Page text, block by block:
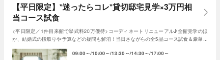
【平日限定】*迷ったらコレ*貸切邸宅見学×3万円相
当コース試食
<平日限定／1件目来館で挙式料20万優待>コーディネートリニューアル♪全館見学のほ
か、結婚式の段取りや予算などの疑問も解消！当日さながらの全5品コース試食＆豪華特
09:00～ 10:00～ 13:30～ 14:30～ 17:00～